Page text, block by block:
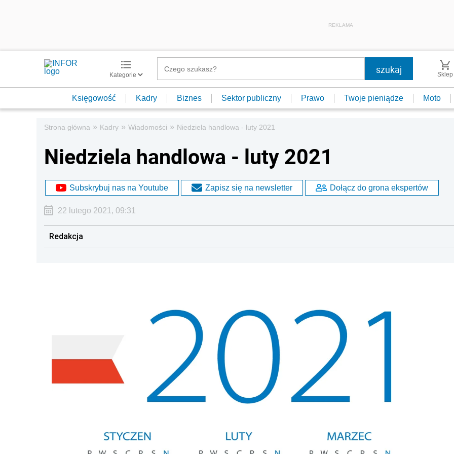
REKLAMA
Kategorie Sklep
Księgowość Kadry Biznes Sektor publiczny Prawo Twoje pieniądze Moto
Strona główna » Kadry » Wiadomości » Niedziela handlowa - luty 2021
Niedziela handlowa - luty 2021
Subskrybuj nas na Youtube Zapisz się na newsletter Dołącz do grona ekspertów
22 lutego 2021, 09:31
Redakcja